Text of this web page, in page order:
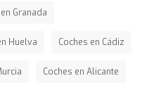
Granada
Huelva Coches en Cádiz
Coches en Alicante